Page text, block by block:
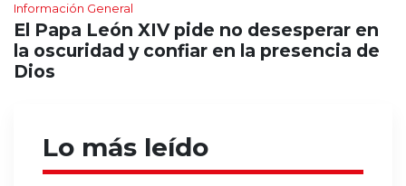
Información General
El Papa León XIV pide no desesperar en
la oscuridad y confiar en la presencia de
Dios
Lo más leído